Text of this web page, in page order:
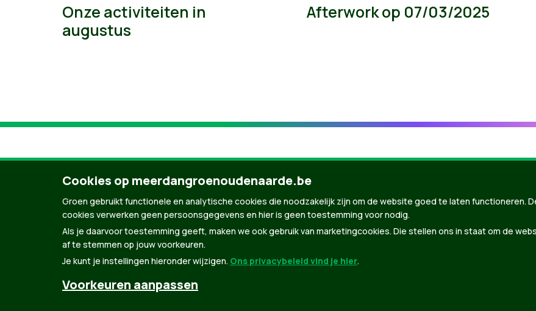
Onze activiteiten in
augustus
Afterwork op 07/03/2025
© Copyright Groen 2026 | Gemaakt metNationBuilder| Gebouwd door
Cookies op meerdangroenoudenaarde.be
Groen gebruikt functionele en analytische cookies die noodzakelijk zijn om de website goed te laten functioneren.
cookies verwerken geen persoonsgegevens en hier is geen toestemming voor nodig.
Als je daarvoor toestemming geeft, maken we ook gebruik van marketingcookies. Die stellen ons in staat om de
af te stemmen op jouw voorkeuren.
Je kunt je instellingen hieronder wijzigen. Ons privacybeleid vind je hier.
Voorkeuren aanpassen